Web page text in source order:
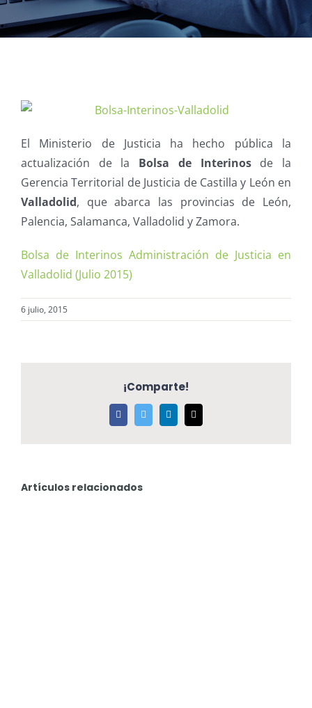
El Ministerio de Justicia ha hecho pública la
actualización de la Bolsa de Interinosde la
Gerencia Territorial de Justicia de Castilla y León en
Valladolid, que abarca las provincias de León,
Palencia, Salamanca, Valladolid y Zamora.
Bolsa de Interinos Administración de Justicia en
Valladolid (Julio 2015)
6 julio, 2015
¡Comparte!
FacebookTwitter LinkedIn
electrónico
Artículos relacionados